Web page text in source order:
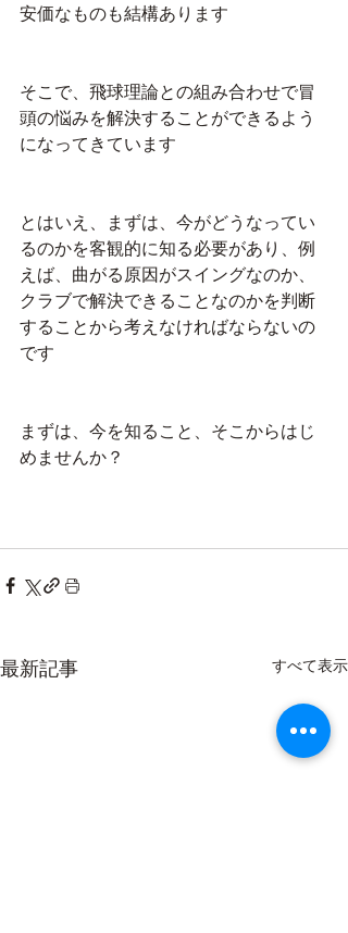
安価なものも結構あります
そこで、飛球理論との組み合わせで冒
頭の悩みを解決することができるよう
になってきています
とはいえ、まずは、今がどうなってい
るのかを客観的に知る必要があり、例
えば、曲がる原因がスイングなのか、
クラブで解決できることなのかを判断
することから考えなければならないの
です
まずは、今を知ること、そこからはじ
めませんか？
最新記事 すべて表示